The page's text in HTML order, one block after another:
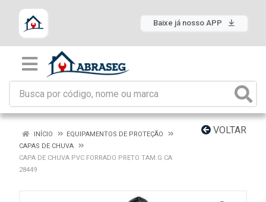
Baixe já nosso APP
VOLTAR
INÍCIO
EQUIPAMENTOS DE PROTEÇÃO
CAPAS DE CHUVA
CAPA DE CHUVA PVC FORRADO PRETO TAM.G CA
28449